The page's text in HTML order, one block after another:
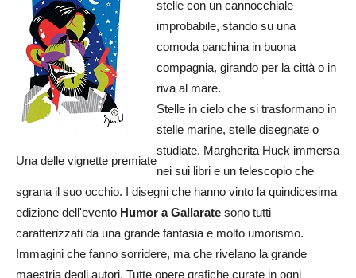
Una delle vignette premiate
stelle con un cannocchiale
improbabile, stando su una
comoda panchina in buona
compagnia, girando per la città o in
riva al mare.
Stelle in cielo che si trasformano in
stelle marine, stelle disegnate o
studiate. Margherita Huck immersa
nei sui libri e un telescopio che
sgrana il suo occhio. I disegni che hanno vinto la quindicesima
edizione dell'evento Humor a Gallarate sono tutti
caratterizzati da una grande fantasia e molto umorismo.
Immagini che fanno sorridere, ma che rivelano la grande
maestria degli autori. Tutte opere grafiche curate in ogni